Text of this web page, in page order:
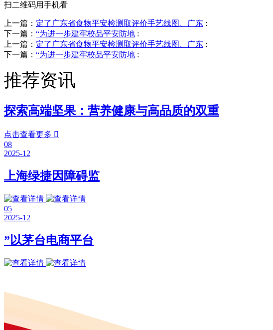
扫二维码用手机看
上一篇： 定了广东省食物平安检测取评价手艺线图、广东 :
下一篇： “为进一步建牢校品平安防地 :
上一篇： 定了广东省食物平安检测取评价手艺线图、广东 :
下一篇： “为进一步建牢校品平安防地 :
推荐资讯
探索高端坚果：营养健康与高品质的双重
点击查看更多 
08
2025-12
上海绿捷因障碍监
05
2025-12
”以茅台电商平台